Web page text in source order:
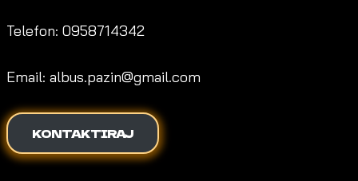
Telefon: 0958714342
Email: albus.pazin@gmail.com
KONTAKTIRAJ